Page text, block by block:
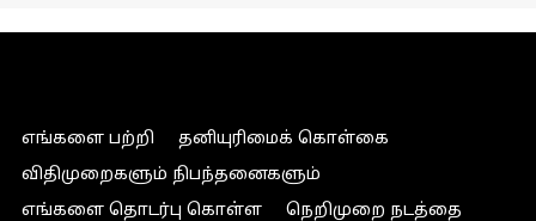
எங்களை பற்றி
தனியுரிமைக் கொள்கை
விதிமுறைகளும் நிபந்தனைகளும்
எங்களை தொடர்பு கொள்ள
நெறிமுறை நடத்தை